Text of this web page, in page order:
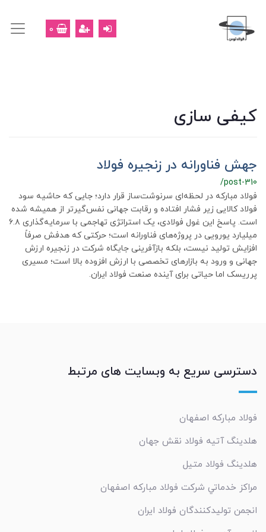
0
کیفی سازی
جهش فناورانه در زنجیره فولاد
/post-310
فولاد مبارکه در لحظه‌ای سرنوشت‌ساز قرار دارد؛ جایی که حاشیه سود
فولاد کالایی زیر فشار افتاده و رقابت جهانی نفس‌گیرتر از همیشه شده
است. پاسخ این غول فولادی، یک استراتژی تهاجمی با سرمایه‌گذاری ۶.۸
میلیارد یورویی در پروژه‌های فناورانه است؛ حرکتی که هدفش صرفاً
افزایش تولید نیست، بلکه بازآفرینی جایگاه شرکت در زنجیره ارزش
جهانی و ورود به بازارهای تخصصی با ارزش افزوده بالا است؛ مسیری
پرریسک اما حیاتی برای آینده صنعت فولاد ایران.
دسترسی سریع به وبسایت های مرتبط
فولاد مبارکه اصفهان
هلدینگ آتیه فولاد نقش جهان
هلدینگ فولاد متیل
مراکز خدماتي شرکت فولاد مبارکه اصفهان
انجمن تولیدکنندگان فولاد ایران